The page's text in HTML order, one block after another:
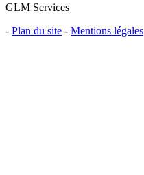
GLM Services
- Plan du site - Mentions légales